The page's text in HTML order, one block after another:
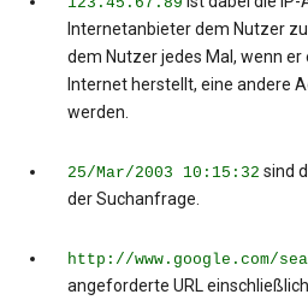
Internetanbieter dem Nutzer
dem Nutzer jedes Mal, wenn
Internet herstellt, eine andere
werden.
25/Mar/2003 10:15:32 sind
der Suchanfrage.
http://www.google.com/
angeforderte URL